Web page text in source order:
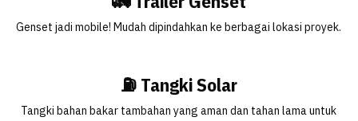
Genset jadi mobile! Mudah dipindahkan ke berbagai lokasi proyek.
⛽ Tangki Solar
Tangki bahan bakar tambahan yang aman dan tahan lama untuk